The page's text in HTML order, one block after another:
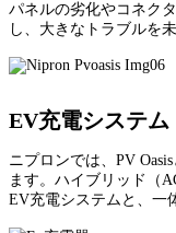
パネルの劣化やコネク
し、大きなトラブルを
EV充電システム
ニプロンでは、PV
ます。ハイブリッド（
EV充電システムと、一